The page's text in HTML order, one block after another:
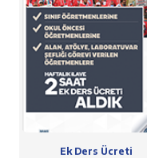
Ek Ders Ücreti